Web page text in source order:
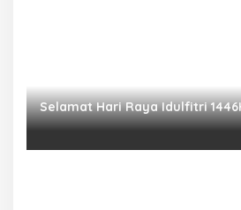
Selamat Hari Raya Idulfitri